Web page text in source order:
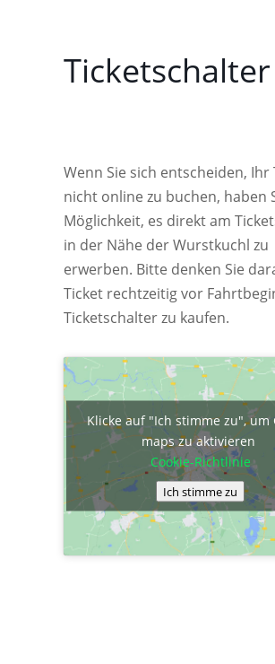
Ticketschalter
Wenn Sie sich entscheiden, Ihr
nicht online zu buchen, haben
Möglichkeit, es direkt am
in der Nähe der Wurstkuchl zu
erwerben. Bitte denken Sie
Ticket rechtzeitig vor
Ticketschalter zu kaufen.
Klicke auf "Ich stimme zu", um
maps zu aktivieren
Cookie-Richtlinie
Ich stimme zu